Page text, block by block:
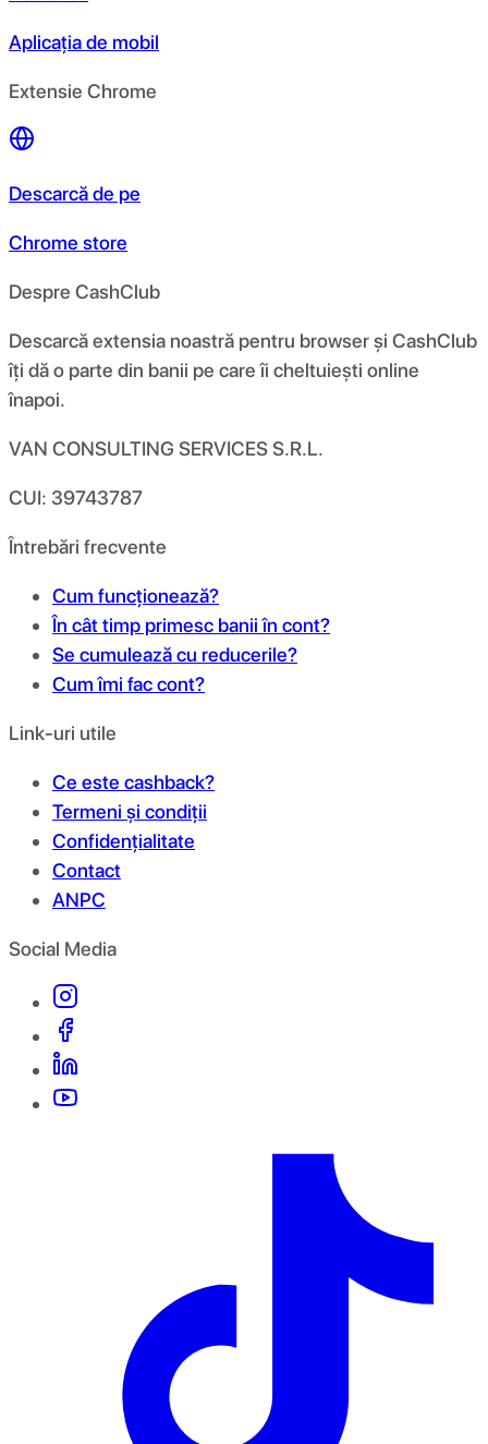
Aplicația de mobil
Extensie Chrome
Descarcă de pe
Chrome store
Despre CashClub
Descarcă extensia noastră pentru browser și CashClub
îți dă o parte din banii pe care îi cheltuiești online
înapoi.
VAN CONSULTING SERVICES S.R.L.
CUI: 39743787
Întrebări frecvente
Cum funcționează?
În cât timp primesc banii în cont?
Se cumulează cu reducerile?
Cum îmi fac cont?
Link-uri utile
Ce este cashback?
Termeni și condiții
Confidențialitate
Contact
ANPC
Social Media